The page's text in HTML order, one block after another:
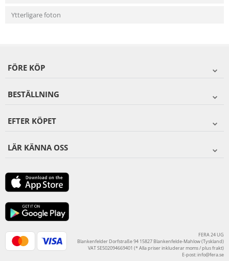
Ytterligare foton
FÖRE KÖP
BESTÄLLNING
EFTER KÖPET
LÄR KÄNNA OSS
FERA 24 UG
Blankenfelder Dorfstraße 94 15827 Blankenfelde-Mahlow (Tyskland)
VAT SE502094669401 (* Alla priser inkluderar moms / plus frakt)
E-post:info@fera.se